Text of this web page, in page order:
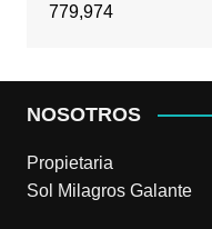
779,974
NOSOTROS
Propietaria
Sol Milagros Galante